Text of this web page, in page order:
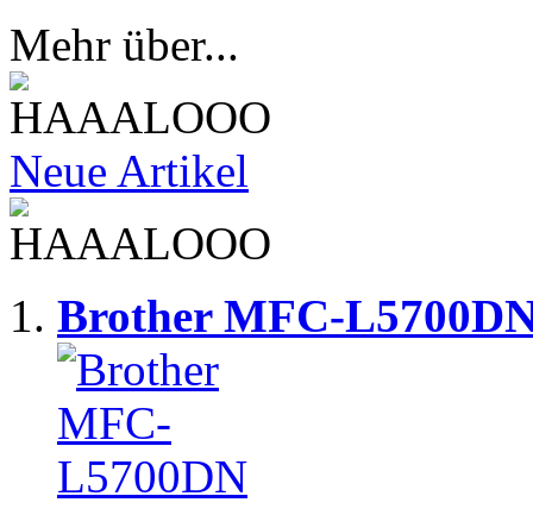
Mehr über...
Neue Artikel
Brother MFC-